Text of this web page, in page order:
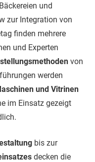
und
zur Integration von
finden mehrere
und Experten
von
werden
und Vitrinen
im Einsatz gezeigt
bis zur
decken die